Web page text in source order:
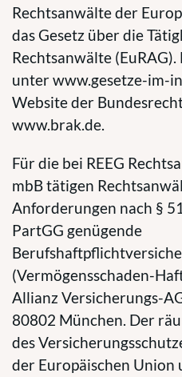
Rechtsanwälte der
das Gesetz über die
Rechtsanwälte
unter www.gesetze-im-
Website der
www.brak.de.
Für die bei REEG
mbB tätigen
Anforderungen nach §
PartGG genügende
(Vermögensschaden-
Allianz Versicherungs-
80802 München. Der
des
der Europäischen Union